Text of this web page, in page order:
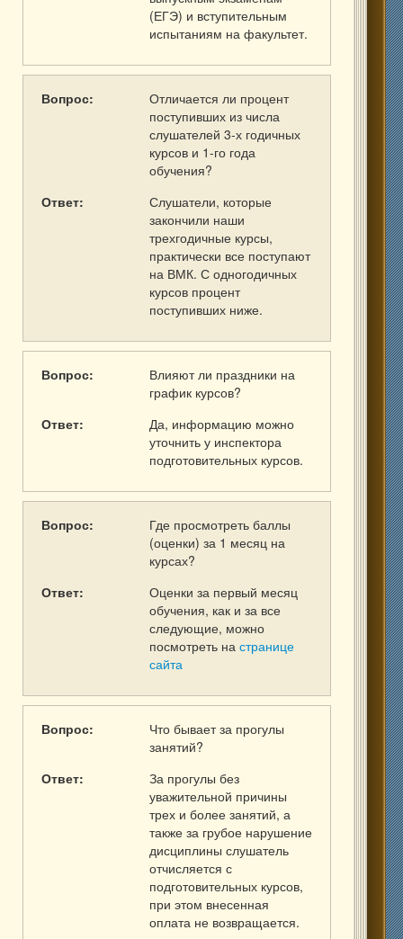
(ЕГЭ) и вступительным
испытаниям на факультет.
Вопрос:
Отличается ли процент
поступивших из числа
слушателей 3-х годичных
курсов и 1-го года
обучения?
Ответ:
Слушатели, которые
закончили наши
трехгодичные курсы,
практически все поступают
на ВМК. С одногодичных
курсов процент
поступивших ниже.
Вопрос:
Влияют ли праздники на
график курсов?
Ответ:
Да, информацию можно
уточнить у инспектора
подготовительных курсов.
Вопрос:
Где просмотреть баллы
(оценки) за 1 месяц на
курсах?
Ответ:
Оценки за первый месяц
обучения, как и за все
следующие, можно
посмотреть на странице
сайта
Вопрос:
Что бывает за прогулы
занятий?
Ответ:
За прогулы без
уважительной причины
трех и более занятий, а
также за грубое нарушение
дисциплины слушатель
отчисляется с
подготовительных курсов,
при этом внесенная
оплата не возвращается.